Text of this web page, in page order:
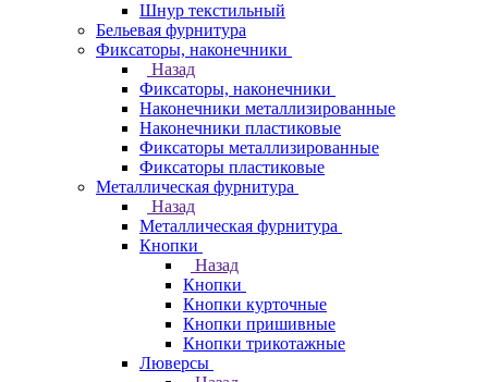
Шнур текстильный
Бельевая фурнитура
Фиксаторы, наконечники
Назад
Фиксаторы, наконечники
Наконечники металлизированные
Наконечники пластиковые
Фиксаторы металлизированные
Фиксаторы пластиковые
Металлическая фурнитура
Назад
Металлическая фурнитура
Кнопки
Назад
Кнопки
Кнопки курточные
Кнопки пришивные
Кнопки трикотажные
Люверсы